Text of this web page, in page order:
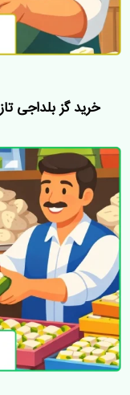
خرید گز بلداجی